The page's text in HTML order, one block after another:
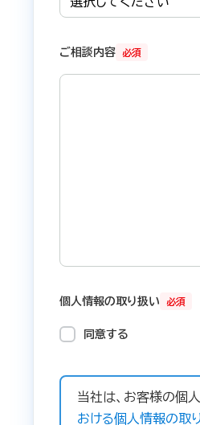
必須
ご相談内容
必須
個人情報の取り扱い
同意する
当社は、お客様の個
おける個人情報の取